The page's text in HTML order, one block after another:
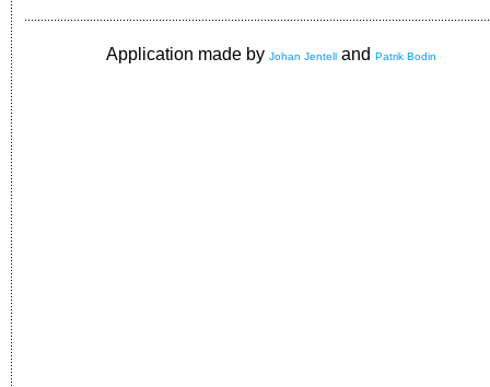
Application made by Johan Jentell and Patrik Bodin